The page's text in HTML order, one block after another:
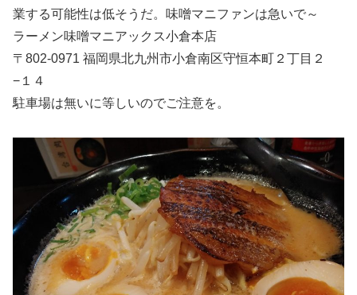
業する可能性は低そうだ。味噌マニファンは急いで～
ラーメン味噌マニアックス小倉本店
〒802-0971 福岡県北九州市小倉南区守恒本町２丁目２
−１４
駐車場は無いに等しいのでご注意を。